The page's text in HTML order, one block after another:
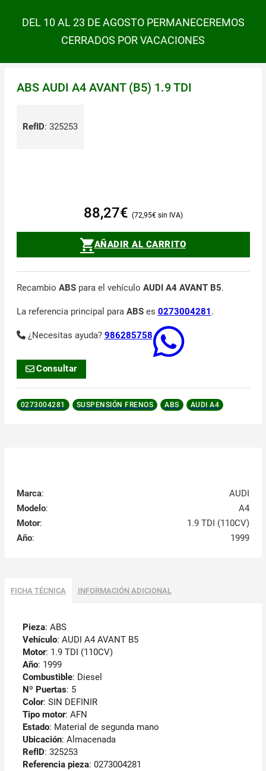
DEL 10 AL 23 DE AGOSTO PERMANECEREMOS
CERRADOS POR VACACIONES
ABS AUDI A4 AVANT (B5) 1.9 TDI
RefID: 325253
88,27€ 72,95€
AÑADIR AL CARRITO
Recambio ABSpara el vehículo AUDI A4 AVANT B5.
La referencia principal para ABSes 0273004281 .
¿Necesitas ayuda? 986285758
Consultar
0273004281 SUSPENSIÓN FRENOS ABS AUDI A4
Marca:
AUDI
Modelo:
A4
Motor:
1.9 TDI (110CV)
Año: 1999
FICHA TÉCNICA INFORMACIÓN ADICIONAL
Pieza: ABS
Vehículo: AUDI A4 AVANT B5
Motor: 1.9 TDI (110CV)
Año: 1999
Combustible: Diesel
Nº Puertas: 5
Color: SIN DEFINIR
Tipo motor: AFN
Estado: Material de segunda mano
Ubicación: Almacenada
RefID: 325253
Referencia pieza: 0273004281